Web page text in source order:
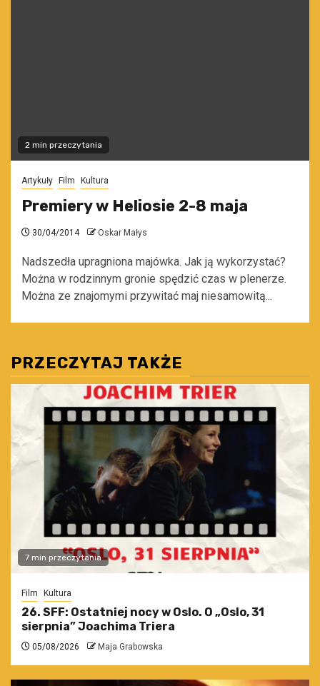
2 min przeczytania
Artykuły Film Kultura
Premiery w Heliosie 2-8 maja
30/04/2014 Oskar Małys
Nadszedła upragniona majówka. Jak ją wykorzystać?
Można w rodzinnym gronie spędzić czas w plenerze.
Można ze znajomymi przywitać maj niesamowitą...
PRZECZYTAJ TAKŻE
7 min przeczytania
Film Kultura
26. SFF: Ostatniej nocy w Oslo. O „Oslo, 31
sierpnia” Joachima Triera
05/08/2026 Maja Grabowska